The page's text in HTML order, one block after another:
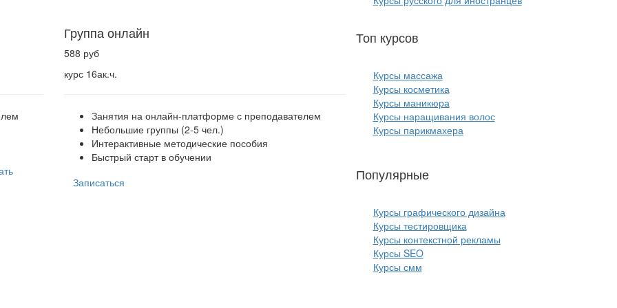
Группа онлайн
588 руб
курс 16ак.ч.
Занятия на онлайн-платформе с преподавателем
Небольшие группы (2-5 чел.)
Интерактивные методические пособия
Быстрый старт в обучении
Записаться
Топ курсов
Курсы массажа
Курсы косметика
Курсы маникюра
Курсы наращивания волос
Курсы парикмахера
Популярные
Курсы графического дизайна
Курсы тестировщика
Курсы контекстной рекламы
Курсы SEO
Курсы смм